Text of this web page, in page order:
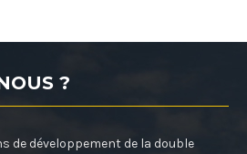
?
de développement de la double